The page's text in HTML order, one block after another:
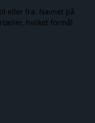
eller fra. Navnet på
hvilket formål